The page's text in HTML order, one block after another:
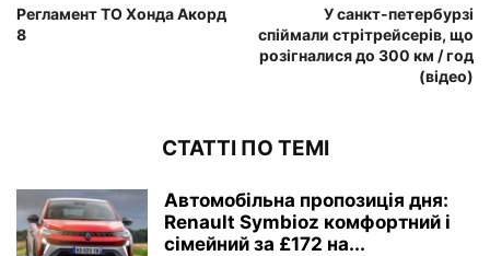
Регламент ТО Хонда Акорд
8
У санкт-петербурзі
спіймали стрітрейсерів, що
розігналися до 300 км / год
(відео)
СТАТТІ ПО ТЕМІ
Автомобільна пропозиція дня:
Renault Symbioz комфортний і
сімейний за £172 на...